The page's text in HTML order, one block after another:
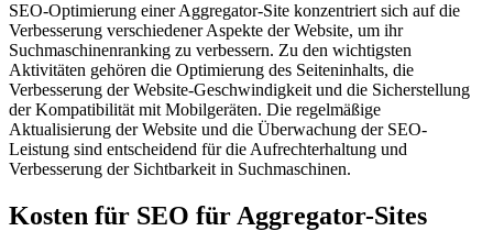
SEO-Optimierung einer Aggregator-Site konzentriert sich auf die
Verbesserung verschiedener Aspekte der Website, um ihr
Suchmaschinenranking zu verbessern. Zu den wichtigsten
Aktivitäten gehören die Optimierung des Seiteninhalts, die
Verbesserung der Website-Geschwindigkeit und die Sicherstellung
der Kompatibilität mit Mobilgeräten. Die regelmäßige
Aktualisierung der Website und die Überwachung der SEO-
Leistung sind entscheidend für die Aufrechterhaltung und
Verbesserung der Sichtbarkeit in Suchmaschinen.
Kosten für SEO für Aggregator-Sites